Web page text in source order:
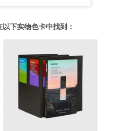
下实物色卡中找到：